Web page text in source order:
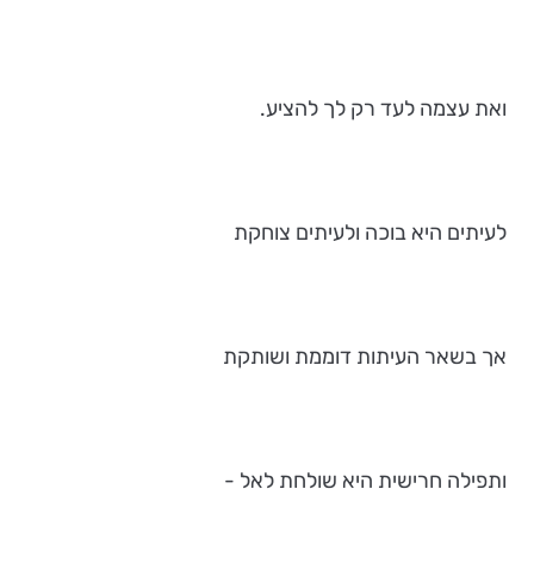
ואת עצמה לעד רק לך להציע.
לעיתים היא בוכה ולעיתים צוחקת
אך בשאר העיתות דוממת ושותקת
ותפילה חרישית היא שולחת לאל -